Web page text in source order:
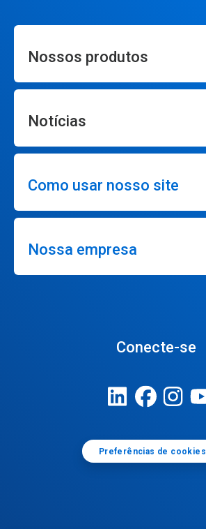
Nossos produtos
Notícias
Como usar nosso site
Nossa empresa
Conecte-se
Preferências de cookies